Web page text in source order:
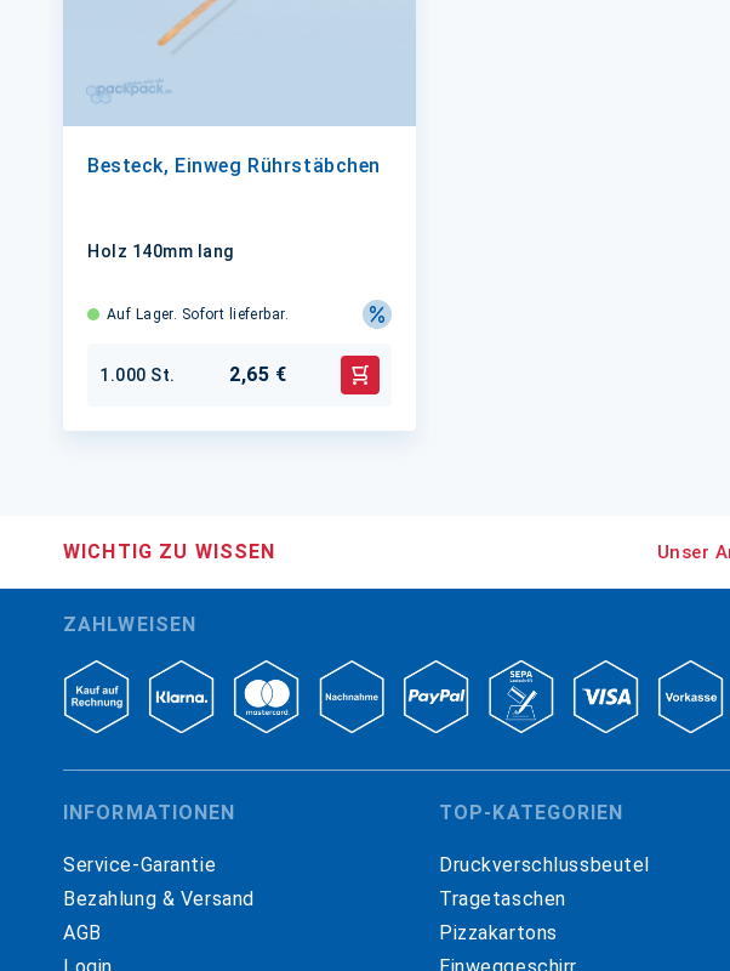
Besteck, Einweg Rührstäbchen
Holz 140mm lang
Auf Lager. Sofort lieferbar.
1.000 St. 2,65 € In den Warenkorb
WICHTIG ZU WISSEN Unser
ZAHLWEISEN
INFORMATIONEN
Service-Garantie
Bezahlung & Versand
AGB
TOP-KATEGORIEN
Druckverschlussbeutel
Tragetaschen
Pizzakartons